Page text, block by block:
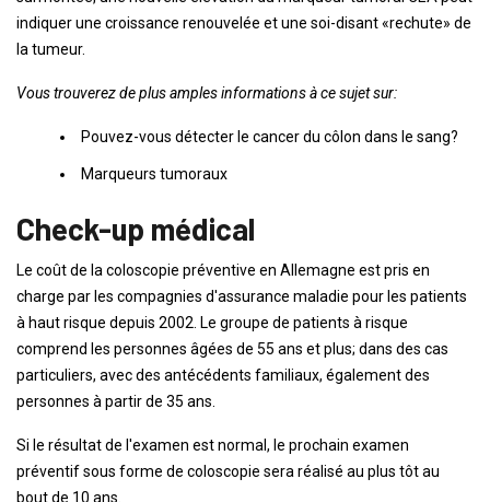
indiquer une croissance renouvelée et une soi-disant «rechute» de
la tumeur.
Vous trouverez de plus amples informations à ce sujet sur:
Pouvez-vous détecter le cancer du côlon dans le sang?
Marqueurs tumoraux
Check-up médical
Le coût de la coloscopie préventive en Allemagne est pris en
charge par les compagnies d'assurance maladie pour les patients
à haut risque depuis 2002. Le groupe de patients à risque
comprend les personnes âgées de 55 ans et plus; dans des cas
particuliers, avec des antécédents familiaux, également des
personnes à partir de 35 ans.
Si le résultat de l'examen est normal, le prochain examen
préventif sous forme de coloscopie sera réalisé au plus tôt au
bout de 10 ans.